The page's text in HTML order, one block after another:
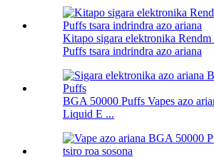
Kitapo sigara elektronika
Puffs tsara indrindra azo ariana
BGA 50000 Puffs Vapes azo
Liquid E ...